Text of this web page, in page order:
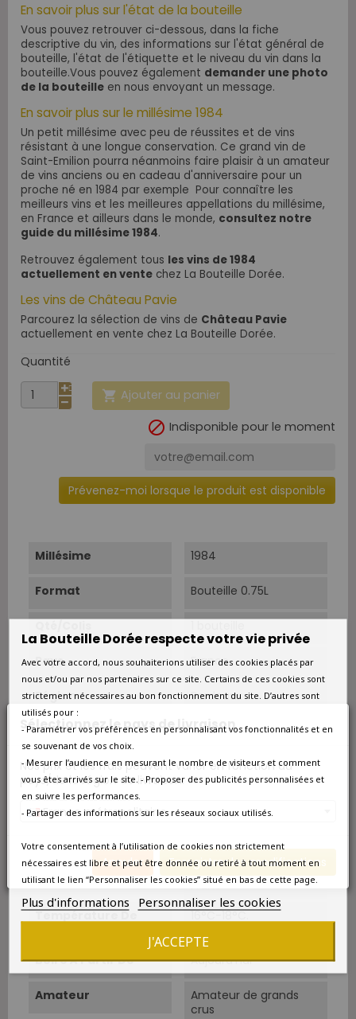
Sélectionnez le pays de livraison
Nos prix et les frais peuvent varier en fonction du
pays/de la région de livraison.
France métropolitaine
Annuler Enregistrer les modifications
En savoir plus sur l'état de la bouteille
Vous pouvez retrouver ci-dessous, dans la fiche
descriptive du vin, des informations sur l'état général de
bouteille, l'état de l'étiquette et le niveau du vin dans la
bouteille.Vous pouvez également demander une photo
de la bouteille en nous envoyant un message.
En savoir plus sur le millésime 1984
Un petit millésime avec peu de réussites et de vins
résistant à une longue conservation. Ce grand vin de
Saint-Emilion pourra néanmoins faire plaisir à un amateur
de vins anciens ou en cadeau d'anniversaire pour un
proche né en 1984 par exemple Pour connaître les
meilleurs vins et les meilleures appellations du millésime,
en France et ailleurs dans le monde, consultez notre
guide du millésime 1984.
Retrouvez également tous les vins de 1984
actuellement en vente chez La Bouteille Dorée.
Les vins de Château Pavie
Parcourez la sélection de vins de Château Pavie
actuellement en vente chez La Bouteille Dorée.
Quantité
 Ajouter au panier
 Indisponible pour le moment
Prévenez-moi lorsque le produit est disponible
Millésime 1984
Format Bouteille 0.75L
Pays France
Région Bordeaux
Appellation Saint-Emilion
Couleur Rouge
Type
Cépage Dominant
Merlot et Cabernet-
Franc
Température De
16°C-18°C.
Boire À Partir De Aujourd'hui
Amateur
Amateur de grands
crus
La Bouteille Dorée respecte votre vie privée
Avec votre accord, nous souhaiterions utiliser des cookies placés par
nous et/ou par nos partenaires sur ce site. Certains de ces cookies sont
strictement nécessaires au bon fonctionnement du site. D’autres sont
utilisés pour :
- Paramétrer vos préférences en personnalisant vos fonctionnalités et en
se souvenant de vos choix.
- Mesurer l’audience en mesurant le nombre de visiteurs et comment
vous êtes arrivés sur le site. - Proposer des publicités personnalisées et
en suivre les performances.
- Partager des informations sur les réseaux sociaux utilisés.
Votre consentement à l’utilisation de cookies non strictement
nécessaires est libre et peut être donnée ou retiré à tout moment en
utilisant le lien “Personnaliser les cookies” situé en bas de cette page.
Plus d'informations Personnaliser les cookies
J'ACCEPTE